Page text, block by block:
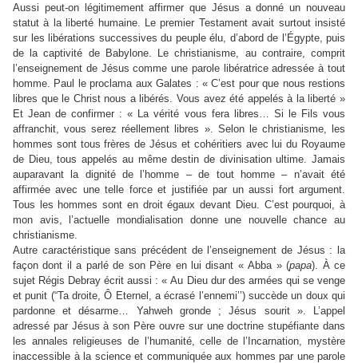
Aussi peut-on légitimement affirmer que Jésus a donné un nouveau
statut à la liberté humaine. Le premier Testament avait surtout insisté
sur les libérations successives du peuple élu, d’abord de l’Égypte, puis
de la captivité de Babylone. Le christianisme, au contraire, comprit
l’enseignement de Jésus comme une parole libératrice adressée à tout
homme. Paul le proclama aux Galates : « C’est pour que nous restions
libres que le Christ nous a libérés. Vous avez été appelés à la liberté »
Et Jean de confirmer : « La vérité vous fera libres… Si le Fils vous
affranchit, vous serez réellement libres ». Selon le christianisme, les
hommes sont tous frères de Jésus et cohéritiers avec lui du Royaume
de Dieu, tous appelés au même destin de divinisation ultime. Jamais
auparavant la dignité de l’homme – de tout homme – n’avait été
affirmée avec une telle force et justifiée par un aussi fort argument.
Tous les hommes sont en droit égaux devant Dieu. C’est pourquoi, à
mon avis, l’actuelle mondialisation donne une nouvelle chance au
christianisme.
Autre caractéristique sans précédent de l’enseignement de Jésus : la
façon dont il a parlé de son Père en lui disant « Abba » (papa). À ce
sujet Régis Debray écrit aussi : « Au Dieu dur des armées qui se venge
et punit (“Ta droite, Ô Eternel, a écrasé l’ennemi’’) succède un doux qui
pardonne et désarme… Yahweh gronde ; Jésus sourit ». L’appel
adressé par Jésus à son Père ouvre sur une doctrine stupéfiante dans
les annales religieuses de l’humanité, celle de l’Incarnation, mystère
inaccessible à la science et communiquée aux hommes par une parole